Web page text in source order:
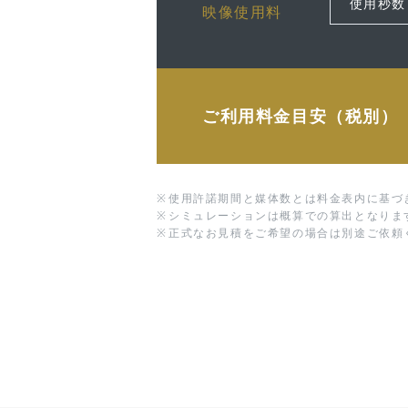
映像使用料
ご利用料金目安（税別）
※ 使用許諾期間と媒体数とは料金表内に基づ
※ シミュレーションは概算での算出となりま
※ 正式なお見積をご希望の場合は別途ご依頼